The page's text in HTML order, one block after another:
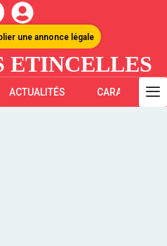
une annonce légale
ETINCELLES
ACTUALITÉS CARAÏBES